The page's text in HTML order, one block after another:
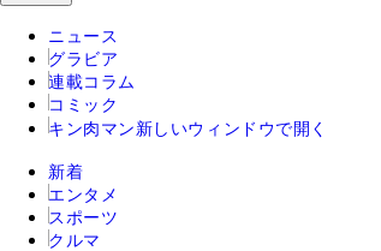
ニュース
グラビア
連載コラム
コミック
キン肉マン 新しいウィンドウで開く
新着
エンタメ
スポーツ
クルマ